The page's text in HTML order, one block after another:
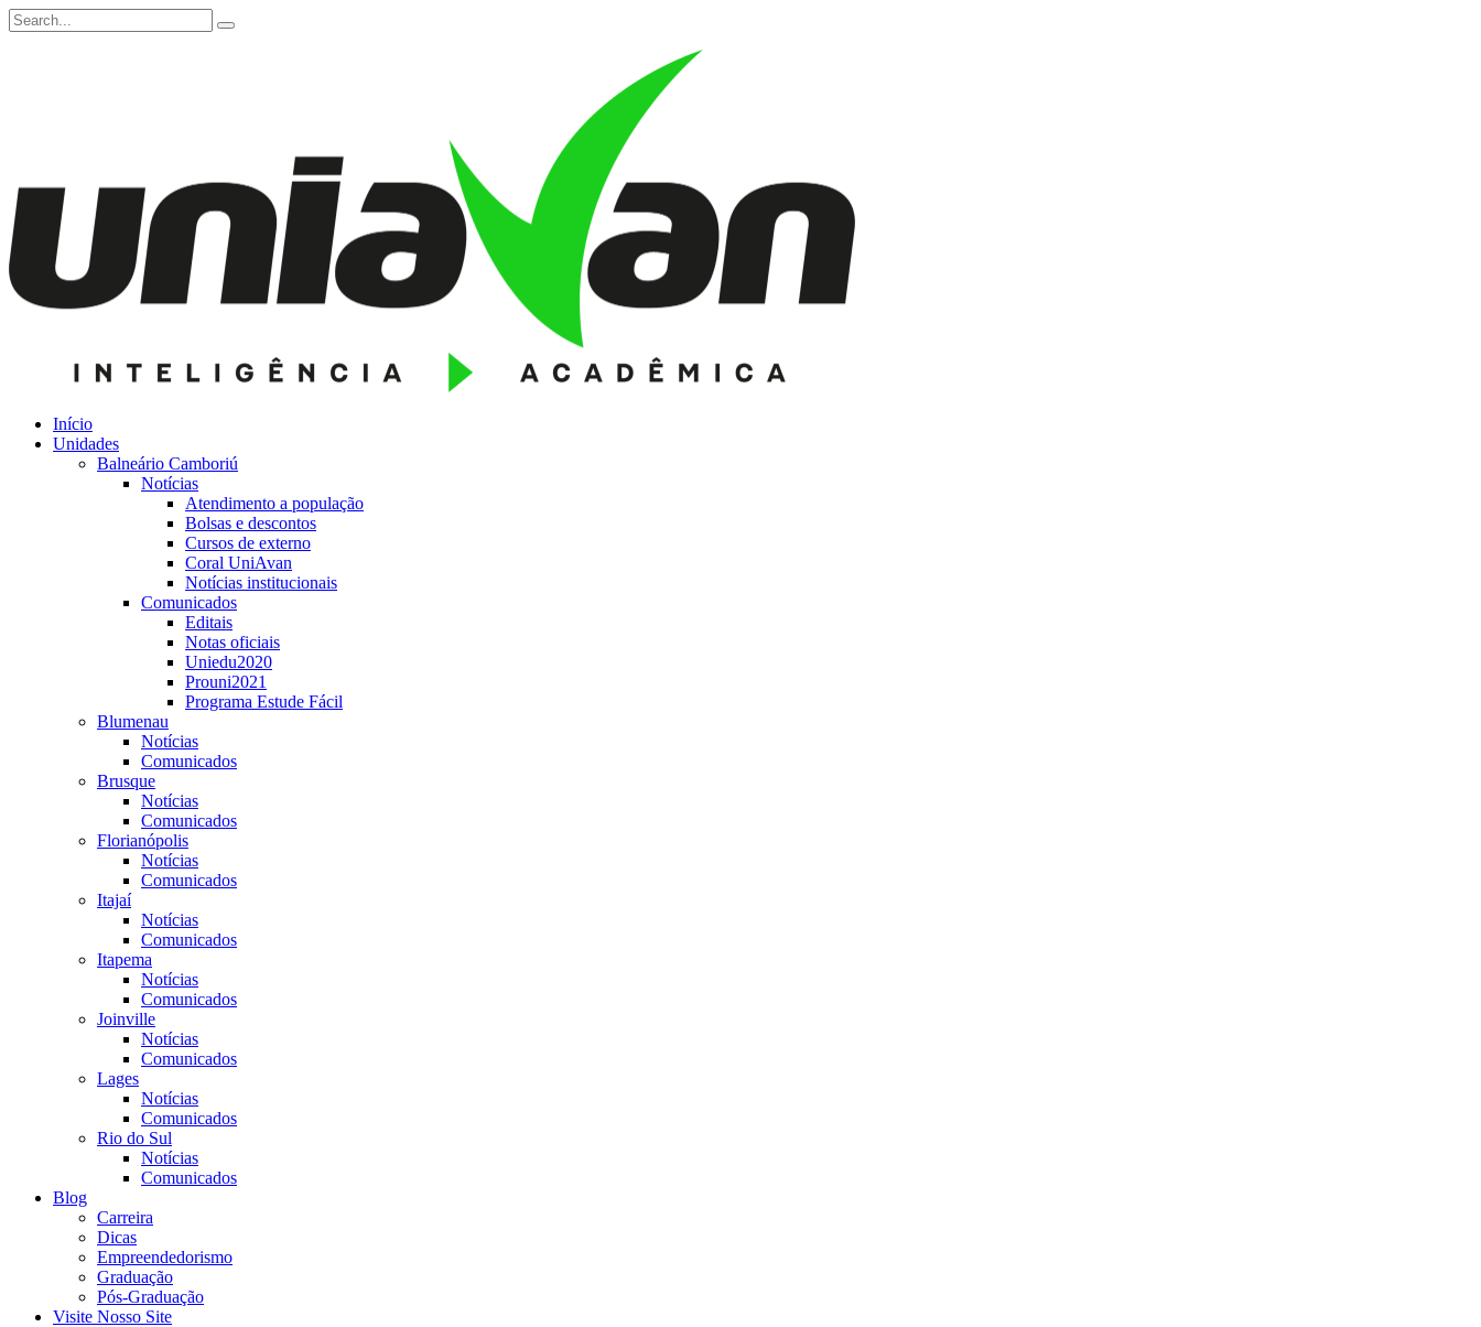
Início
Unidades
Balneário Camboriú
Notícias
Atendimento a população
Bolsas e descontos
Cursos de externo
Coral UniAvan
Notícias institucionais
Comunicados
Editais
Notas oficiais
Uniedu2020
Prouni2021
Programa Estude Fácil
Blumenau
Notícias
Comunicados
Brusque
Notícias
Comunicados
Florianópolis
Notícias
Comunicados
Itajaí
Notícias
Comunicados
Itapema
Notícias
Comunicados
Joinville
Notícias
Comunicados
Lages
Notícias
Comunicados
Rio do Sul
Notícias
Comunicados
Blog
Carreira
Dicas
Empreendedorismo
Graduação
Pós-Graduação
Visite Nosso Site